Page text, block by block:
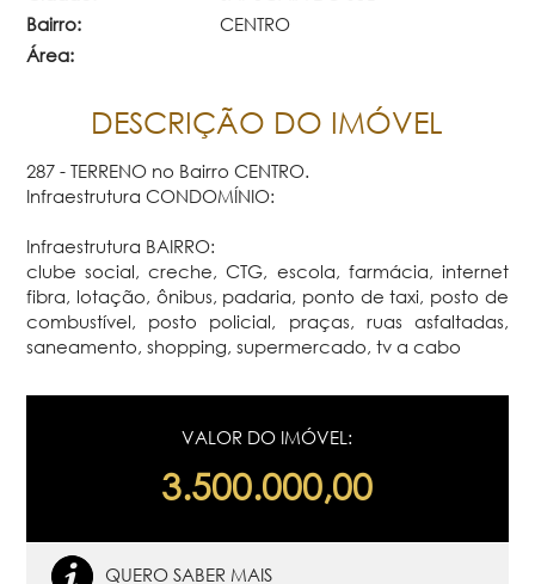
Bairro:
CENTRO
Área:
DESCRIÇÃO DO IMÓVEL
287 - TERRENO no Bairro CENTRO.
Infraestrutura CONDOMÍNIO:
Infraestrutura BAIRRO:
clube social, creche, CTG, escola, farmácia, internet
fibra, lotação, ônibus, padaria, ponto de taxi, posto de
combustível, posto policial, praças, ruas asfaltadas,
saneamento, shopping, supermercado, tv a cabo
VALOR DO IMÓVEL:
3.500.000,00
QUERO SABER MAIS